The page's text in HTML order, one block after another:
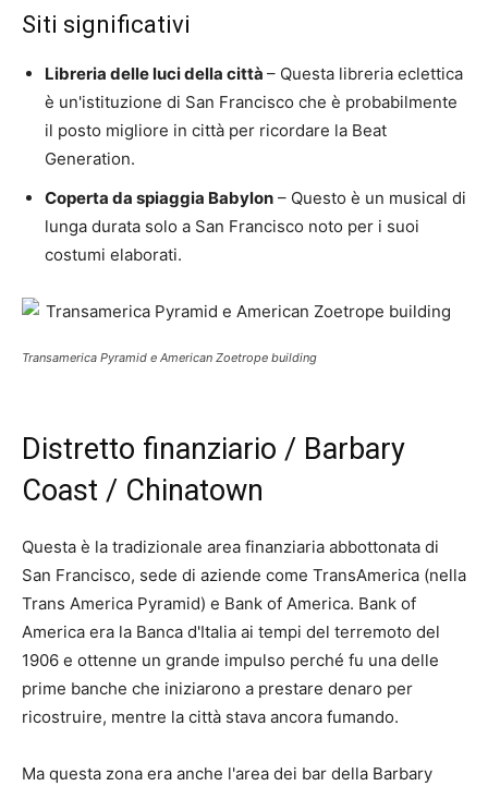
Siti significativi
Libreria delle luci della città – Questa libreria eclettica
è un'istituzione di San Francisco che è probabilmente
il posto migliore in città per ricordare la Beat
Generation.
Coperta da spiaggia Babylon – Questo è un musical di
lunga durata solo a San Francisco noto per i suoi
costumi elaborati.
Transamerica Pyramid e American Zoetrope building
Distretto finanziario / Barbary
Coast / Chinatown
Questa è la tradizionale area finanziaria abbottonata di
San Francisco, sede di aziende come TransAmerica (nella
Trans America Pyramid) e Bank of America. Bank of
America era la Banca d'Italia ai tempi del terremoto del
1906 e ottenne un grande impulso perché fu una delle
prime banche che iniziarono a prestare denaro per
ricostruire, mentre la città stava ancora fumando.
Ma questa zona era anche l'area dei bar della Barbary